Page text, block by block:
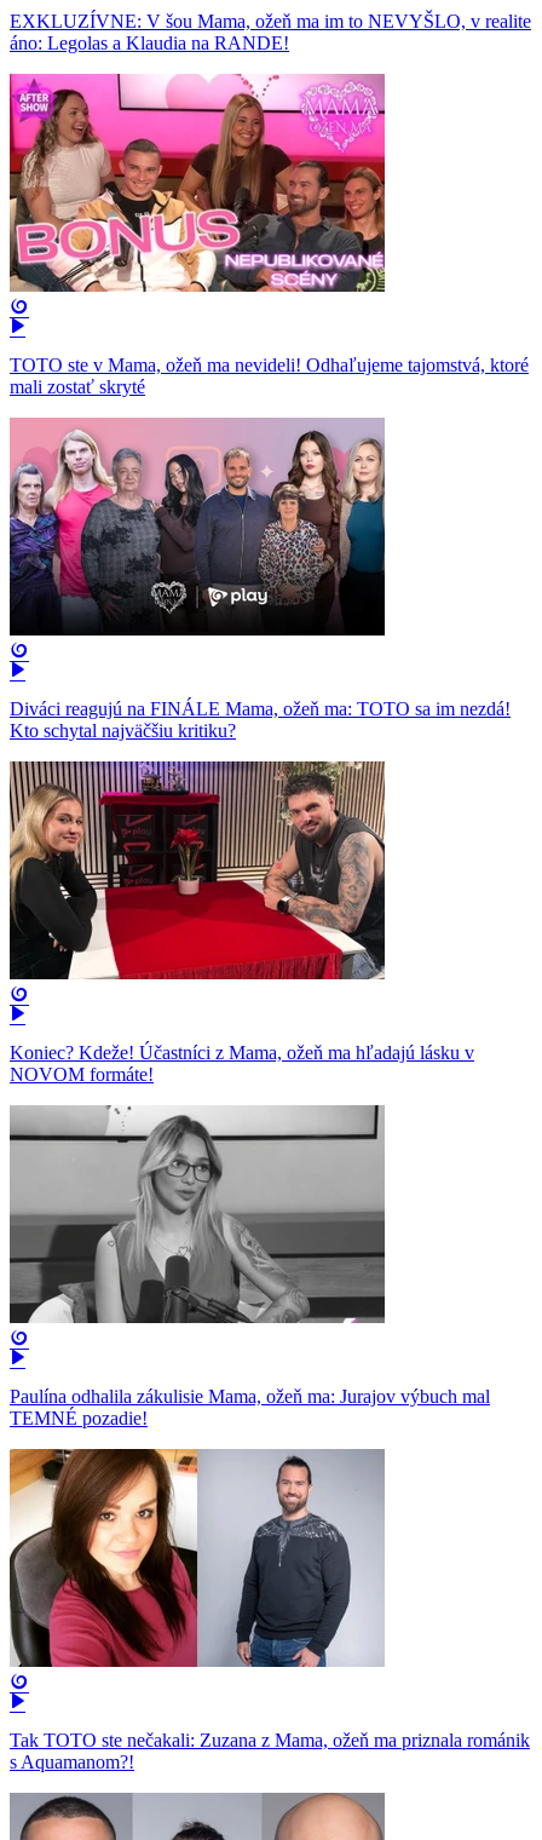
EXKLUZÍVNE: V šou Mama, ožeň ma im to NEVYŠLO, v realite
áno: Legolas a Klaudia na RANDE!
TOTO ste v Mama, ožeň ma nevideli! Odhaľujeme tajomstvá, ktoré
mali zostať skryté
Diváci reagujú na FINÁLE Mama, ožeň ma: TOTO sa im nezdá!
Kto schytal najväčšiu kritiku?
Koniec? Kdeže! Účastníci z Mama, ožeň ma hľadajú lásku v
NOVOM formáte!
Paulína odhalila zákulisie Mama, ožeň ma: Jurajov výbuch mal
TEMNÉ pozadie!
Tak TOTO ste nečakali: Zuzana z Mama, ožeň ma priznala románik
s Aquamanom?!